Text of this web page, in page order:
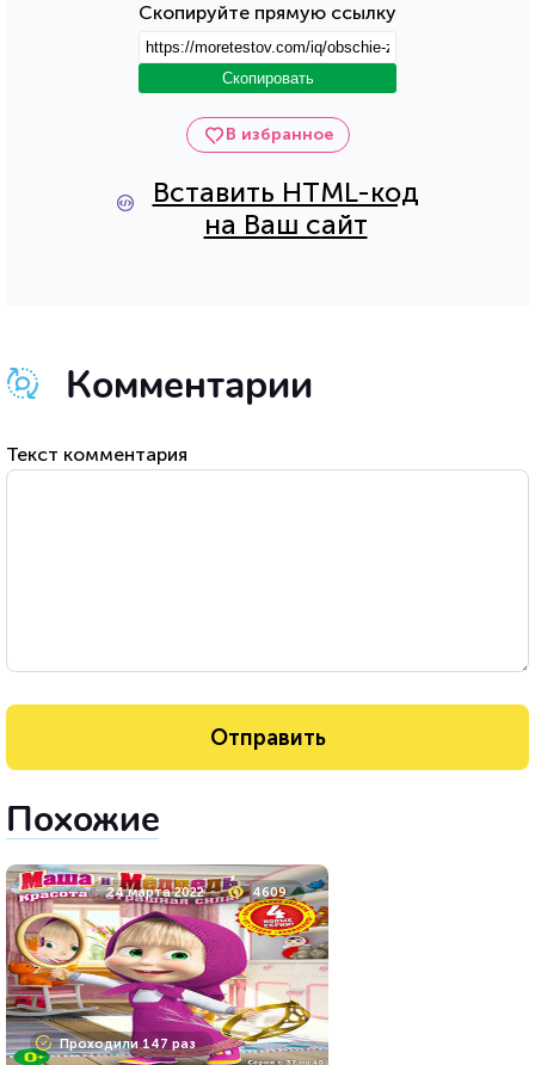
В избранное
Вставить HTML-код
на Ваш сайт
Скопируйте прямую ссылку
Скопировать
Комментарии
Текст комментария
Похожие
24 марта 2022 4609
Проходили 147 раз